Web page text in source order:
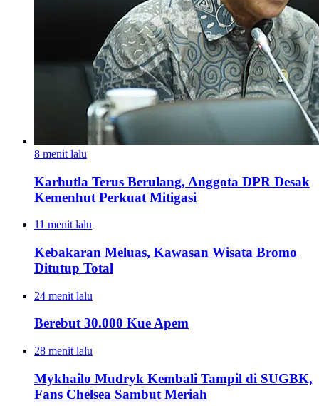
8 menit lalu
Karhutla Terus Berulang, Anggota DPR Desak
Kemenhut Perkuat Mitigasi
11 menit lalu
Kebakaran Meluas, Kawasan Wisata Bromo
Ditutup Total
24 menit lalu
Berebut 30.000 Kue Apem
28 menit lalu
Mykhailo Mudryk Kembali Tampil di SUGBK,
Fans Chelsea Sambut Meriah